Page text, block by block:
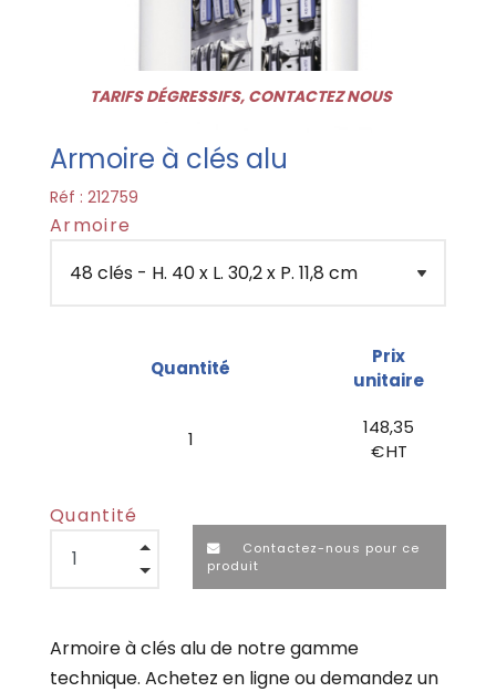
TARIFS DÉGRESSIFS, CONTACTEZ NOUS
Armoire à clés alu
Réf : 212759
Armoire
Quantité
Prix
unitaire
1
148,35
€ HT
Quantité
Contactez-nous pour ce
produit
Armoire à clés alu de notre gamme
technique. Achetez en ligne ou demandez un